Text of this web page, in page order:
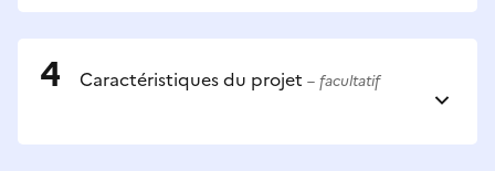
Caractéristiques du projet – facultatif